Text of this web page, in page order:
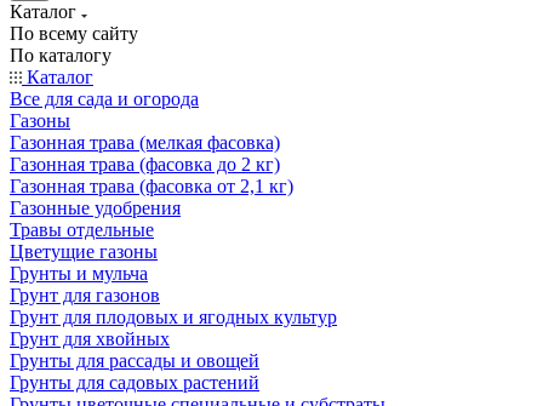
Каталог
По всему сайту
По каталогу
Каталог
Все для сада и огорода
Газоны
Газонная трава (мелкая фасовка)
Газонная трава (фасовка до 2 кг)
Газонная трава (фасовка от 2,1 кг)
Газонные удобрения
Травы отдельные
Цветущие газоны
Грунты и мульча
Грунт для газонов
Грунт для плодовых и ягодных культур
Грунт для хвойных
Грунты для рассады и овощей
Грунты для садовых растений